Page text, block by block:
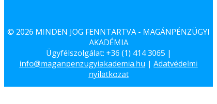
© 2026 MINDEN JOG FENNTARTVA - MAGÁNPÉNZÜGYI
AKADÉMIA
Ügyfélszolgálat: +36 (1) 414 3065 |
info@maganpenzugyiakademia.hu | Adatvédelmi
nyilatkozat